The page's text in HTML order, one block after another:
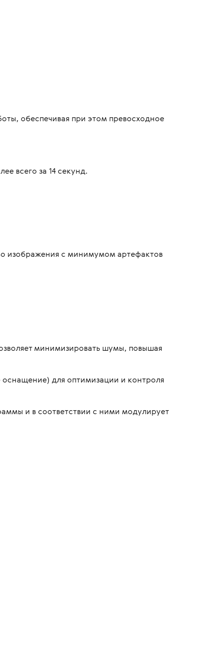
обеспечивая при этом превосходное
всего за 14 секунд.
изображения с минимумом артефактов
минимизировать шумы, повышая
оснащение) для оптимизации и контроля
и в соответствии с ними модулирует